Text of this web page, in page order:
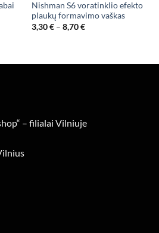
Nishman S6 voratinklio efekto
plaukų formavimo vaškas
3,30€ – 8,70€Price
– filialai Vilniuje